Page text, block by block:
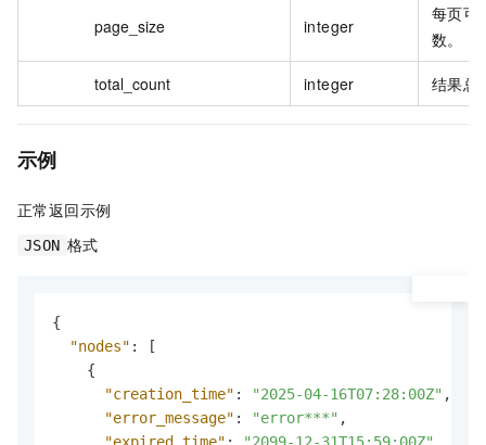
page_size integer
每页可
数。
total_count integer 结果总
示例
正常返回示例
JSON 格式
{
"nodes" :
[
{
"creation_time" : "2025-04-16T07:28:00Z" ,
"error_message" : "error***" ,